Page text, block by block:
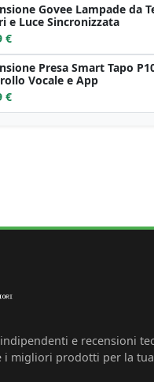
Govee Lampade da
e Luce Sincronizzata
€
Presa Smart Tapo
Vocale e App
€
e recensioni
i migliori prodotti per la tua